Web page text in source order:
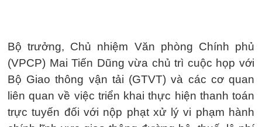
Bộ trưởng, Chủ nhiệm Văn phòng Chính phủ
(VPCP) Mai Tiến Dũng vừa chủ trì cuộc họp với
Bộ Giao thông vận tải (GTVT) và các cơ quan
liên quan về việc triển khai thực hiện thanh toán
trực tuyến đối với nộp phạt xử lý vi phạm hành